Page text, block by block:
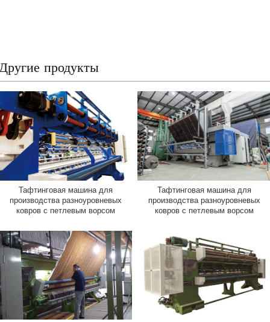
продукты
Тафтинговая машина для
производства разноуровневых
ковров с петлевым ворсом
Тафтинговая машина для
производства разноуровневых
ковров с петлевым ворсом